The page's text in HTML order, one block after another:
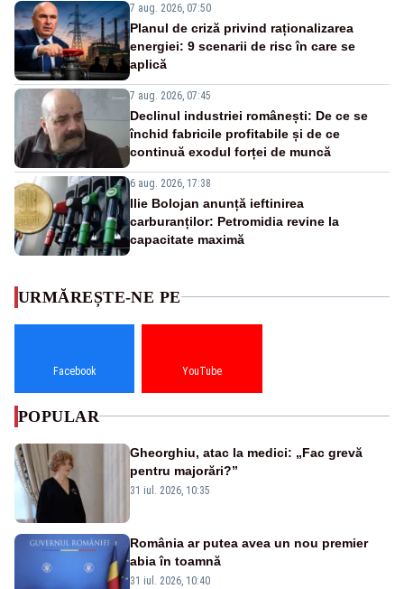
7 aug. 2026, 07:50
Planul de criză privind raționalizarea
energiei: 9 scenarii de risc în care se
aplică
7 aug. 2026, 07:45
Declinul industriei românești: De ce se
închid fabricile profitabile și de ce
continuă exodul forței de muncă
6 aug. 2026, 17:38
Ilie Bolojan anunță ieftinirea
carburanților: Petromidia revine la
capacitate maximă
URMĂREȘTE-NE PE
Facebook YouTube
POPULAR
Gheorghiu, atac la medici: „Fac grevă
pentru majorări?”
31 iul. 2026, 10:35
România ar putea avea un nou premier
abia în toamnă
31 iul. 2026, 10:40